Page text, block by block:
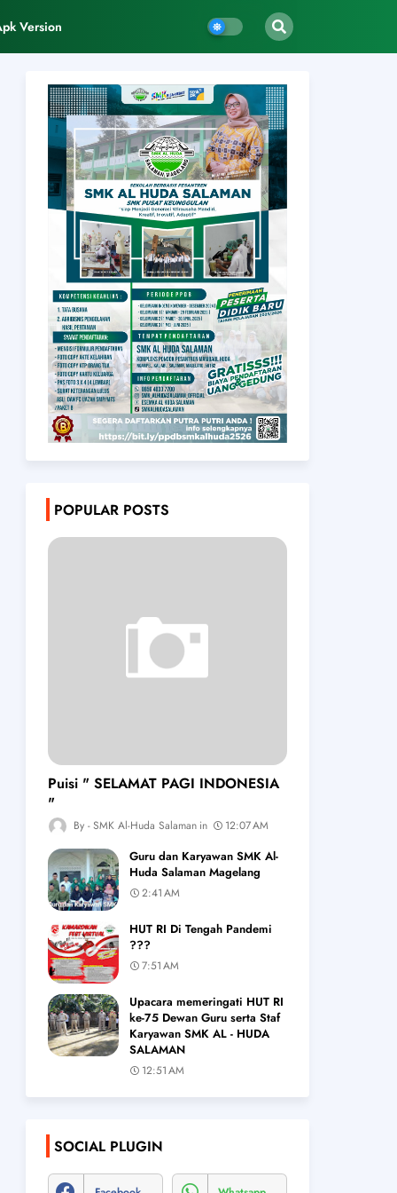
Version
POPULAR POSTS
Puisi " SELAMAT PAGI INDONESIA
"
SMK Al-Huda Salaman 12:07 AM
Guru dan Karyawan SMK Al-
Huda Salaman Magelang
2:41 AM
HUT RI Di Tengah Pandemi
???
7:51 AM
Upacara memeringati HUT RI
ke-75 Dewan Guru serta Staf
Karyawan SMK AL - HUDA
SALAMAN
12:51 AM
SOCIAL PLUGIN